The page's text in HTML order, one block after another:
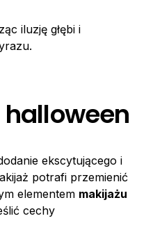
iluzję głębi i
ekscytującego i
potrafi przemienić
elementem makijażu
cechy